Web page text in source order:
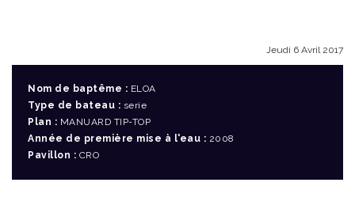
Jeudi 6 Avril 2017
Nom de baptême : ELOA
Type de bateau : serie
Plan : MANUARD TIP-TOP
Année de première mise à l'eau : 2008
Pavillon : CRO